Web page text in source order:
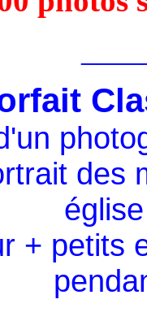
des
+ petits